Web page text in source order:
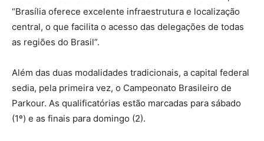
“Brasília oferece excelente infraestrutura e localização
central, o que facilita o acesso das delegações de todas
as regiões do Brasil”.
Além das duas modalidades tradicionais, a capital federal
sedia, pela primeira vez, o Campeonato Brasileiro de
Parkour. As qualificatórias estão marcadas para sábado
(1º) e as finais para domingo (2).